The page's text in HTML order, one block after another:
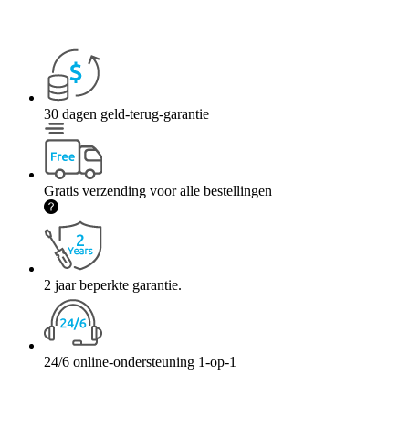
30 dagen geld-terug-garantie
Gratis verzending voor alle bestellingen
2 jaar beperkte garantie.
24/6 online-ondersteuning 1-op-1